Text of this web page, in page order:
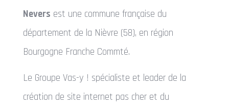
Nevers est une commune française du
département de la Nièvre (58), en région
Bourgogne Franche Commté.
Le Groupe Vas-y ! spécialiste et leader de la
création de site internet pas cher et du